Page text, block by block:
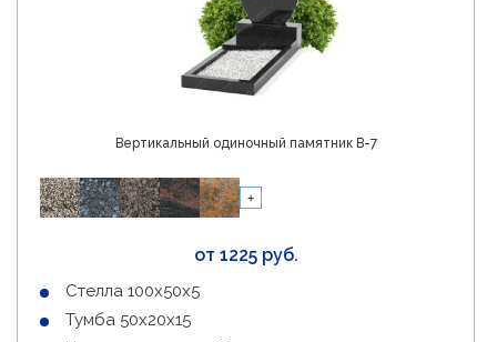
Вертикальный одиночный памятник В-7
от 1225 руб.
Стелла 100х50х5
Тумба 50х20х15